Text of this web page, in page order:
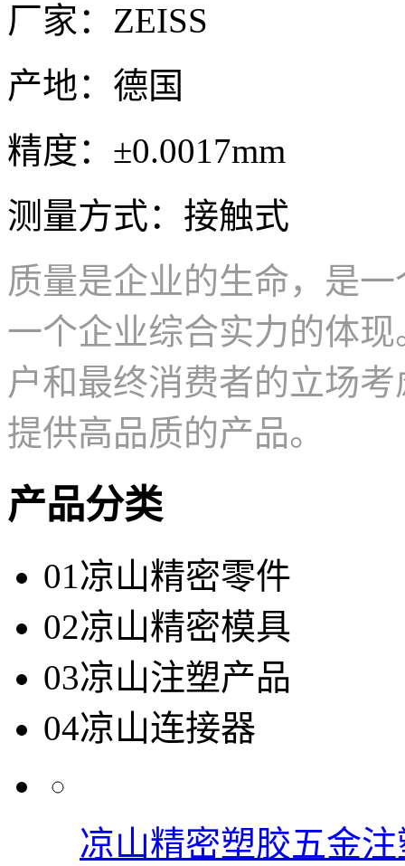
厂家：ZEISS
产地：德国
精度：±0.0017mm
测量方式：接触式
质量是企业的生命，是
一个企业综合实力的体
户和最终消费者的立场
提供高品质的产品。
产品分类
01凉山精密零件
02凉山精密模具
03凉山注塑产品
04凉山连接器
凉山精密塑胶五金注